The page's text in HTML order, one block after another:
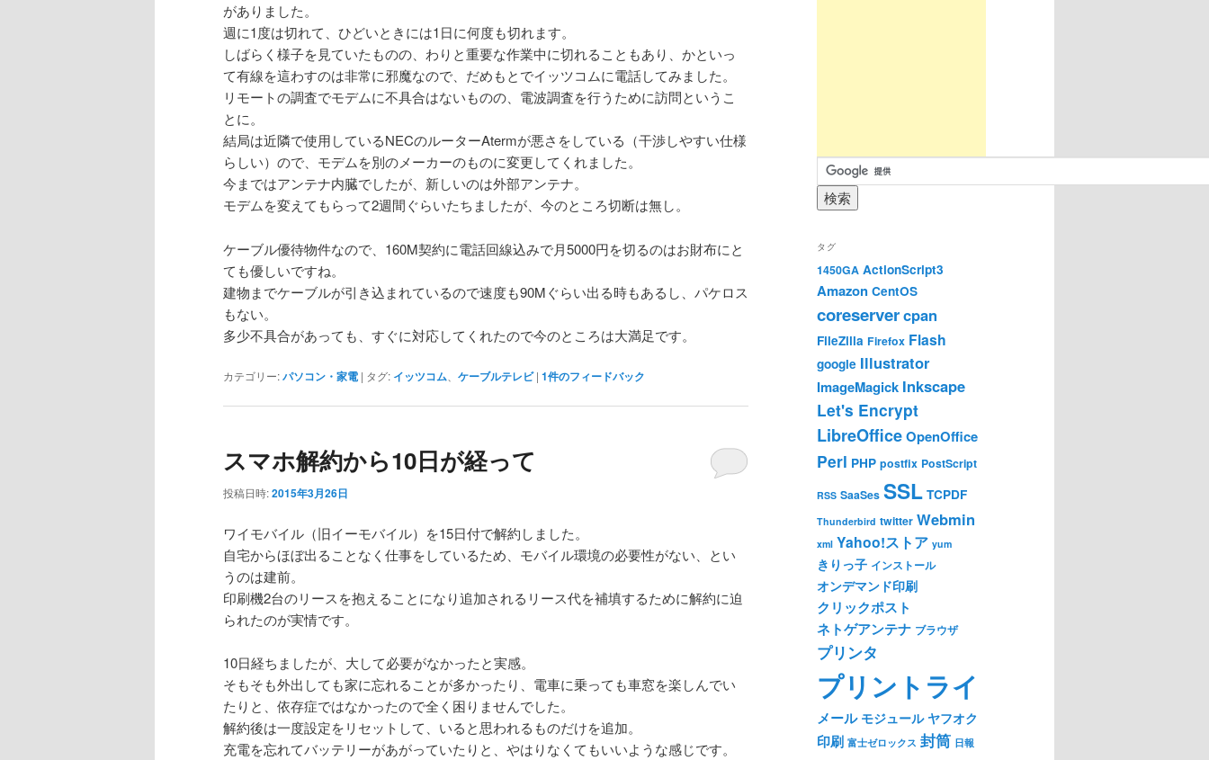
がありました。
週に1度は切れて、ひどいときには1日に何度も切れます。
しばらく様子を見ていたものの、わりと重要な作業中に切れることもあり、かといっ
て有線を這わすのは非常に邪魔なので、だめもとでイッツコムに電話してみました。
リモートの調査でモデムに不具合はないものの、電波調査を行うために訪問というこ
とに。
結局は近隣で使用しているNECのルーターAtermが悪さをしている（干渉しやすい仕様
らしい）ので、モデムを別のメーカーのものに変更してくれました。
今まではアンテナ内臓でしたが、新しいのは外部アンテナ。
モデムを変えてもらって2週間ぐらいたちましたが、今のところ切断は無し。
ケーブル優待物件なので、160M契約に電話回線込みで月5000円を切るのはお財布にと
ても優しいですね。
建物までケーブルが引き込まれているので速度も90Mぐらい出る時もあるし、パケロス
もない。
多少不具合があっても、すぐに対応してくれたので今のところは大満足です。
カテゴリー:パソコン・家電 | タグ: イッツコム ケーブルテレビ | 1件のフィードバック
スマホ解約から10日が経って
投稿日時:2015年3月26日
ワイモバイル（旧イーモバイル）を15日付で解約しました。
自宅からほぼ出ることなく仕事をしているため、モバイル環境の必要性がない、とい
うのは建前。
印刷機2台のリースを抱えることになり追加されるリース代を補填するために解約に迫
られたのが実情です。
10日経ちましたが、大して必要がなかったと実感。
そもそも外出しても家に忘れることが多かったり、電車に乗っても車窓を楽しんでい
たりと、依存症ではなかったので全く困りませんでした。
解約後は一度設定をリセットして、いると思われるものだけを追加。
充電を忘れてバッテリーがあがっていたりと、やはりなくてもいいような感じです。
タグ
1450GA ActionScript3
Amazon CentOS
coreservercpan
FileZilla Firefox Flash
google Illustrator
ImageMagick Inkscape
Let's Encrypt
LibreOfficeOpenOffice
Perl PHP postfix PostScript
RSS SaaSes SSL TCPDF
Thunderbird twitter Webmin
xml Yahoo!ストア yum
きりっ子 インストール
オンデマンド印刷
クリックポスト
ネトゲアンテナ ブラウザ
プリンタ
プリントライ
メール モジュール ヤフオク
印刷 富士ゼロックス 封筒 日報